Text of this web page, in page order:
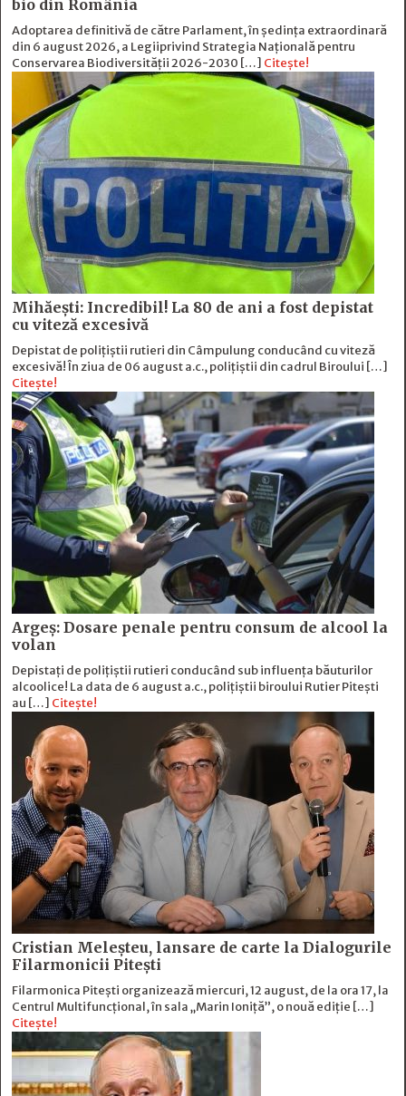
bio din România
Adoptarea definitivă de către Parlament, în ședința extraordinară
din 6 august 2026, a Legiiprivind Strategia Națională pentru
Conservarea Biodiversității 2026-2030 […] Citește!
Mihăești: Incredibil! La 80 de ani a fost depistat
cu viteză excesivă
Depistat de polițiștii rutieri din Câmpulung conducând cu viteză
excesivă! În ziua de 06 august a.c., polițiștii din cadrul Biroului […]
Citește!
Argeș: Dosare penale pentru consum de alcool la
volan
Depistați de polițiștii rutieri conducând sub influența băuturilor
alcoolice! La data de 6 august a.c., polițiștii biroului Rutier Pitești
au […] Citește!
Cristian Meleșteu, lansare de carte la Dialogurile
Filarmonicii Pitești
Filarmonica Pitești organizează miercuri, 12 august, de la ora 17, la
Centrul Multifuncțional, în sala „Marin Ioniță”, o nouă ediție […]
Citește!